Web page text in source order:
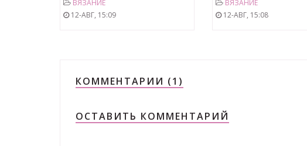
ВЯЗАНИЕ
12-АВГ, 15:09
ВЯЗАНИЕ
12-АВГ, 15:08
КОММЕНТАРИИ (1)
ОСТАВИТЬ КОММЕНТАРИЙ